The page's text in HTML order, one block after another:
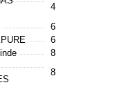
4
6
6
8
8